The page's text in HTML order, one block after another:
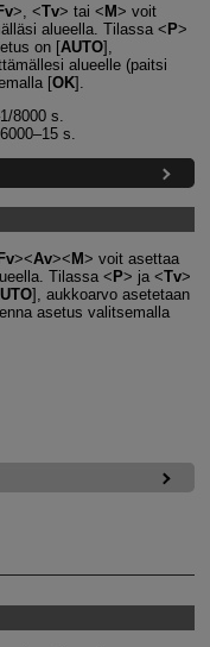
Tv tai M
voit
alueella. Tilassa
P
on [AUTO],
alueelle (paitsi
[OK].
8000 s.
s.
Fv Av M
voit asettaa
Tilassa
P ja
Tv
], aukkoarvo asetetaan
asetus valitsemalla